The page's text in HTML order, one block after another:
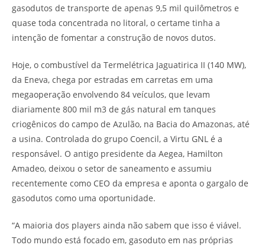
gasodutos de transporte de apenas 9,5 mil quilômetros e
quase toda concentrada no litoral, o certame tinha a
intenção de fomentar a construção de novos dutos.
Hoje, o combustível da Termelétrica Jaguatirica II (140 MW),
da Eneva, chega por estradas em carretas em uma
megaoperação envolvendo 84 veículos, que levam
diariamente 800 mil m3 de gás natural em tanques
criogênicos do campo de Azulão, na Bacia do Amazonas, até
a usina. Controlada do grupo Coencil, a Virtu GNL é a
responsável. O antigo presidente da Aegea, Hamilton
Amadeo, deixou o setor de saneamento e assumiu
recentemente como CEO da empresa e aponta o gargalo de
gasodutos como uma oportunidade.
“A maioria dos players ainda não sabem que isso é viável.
Todo mundo está focado em, gasoduto em nas próprias